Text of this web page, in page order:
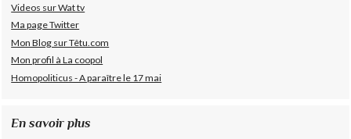
Videos sur Wat tv
Ma page Twitter
Mon Blog sur Têtu.com
Mon profil à La coopol
Homopoliticus - A paraître le 17 mai
En savoir plus